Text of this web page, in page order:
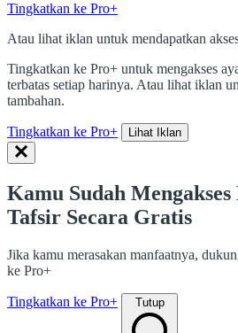
Tingkatkan ke Pro+
Atau lihat iklan untuk mendapatkan
Tingkatkan ke Pro+ untuk mengakses
terbatas setiap harinya. Atau lihat iklan
tambahan.
Tingkatkan ke Pro+ Lihat Iklan
Kamu Sudah
Tafsir Secara Gratis
Jika kamu merasakan manfaatnya,
ke Pro+
Tingkatkan ke Pro+ Tutup